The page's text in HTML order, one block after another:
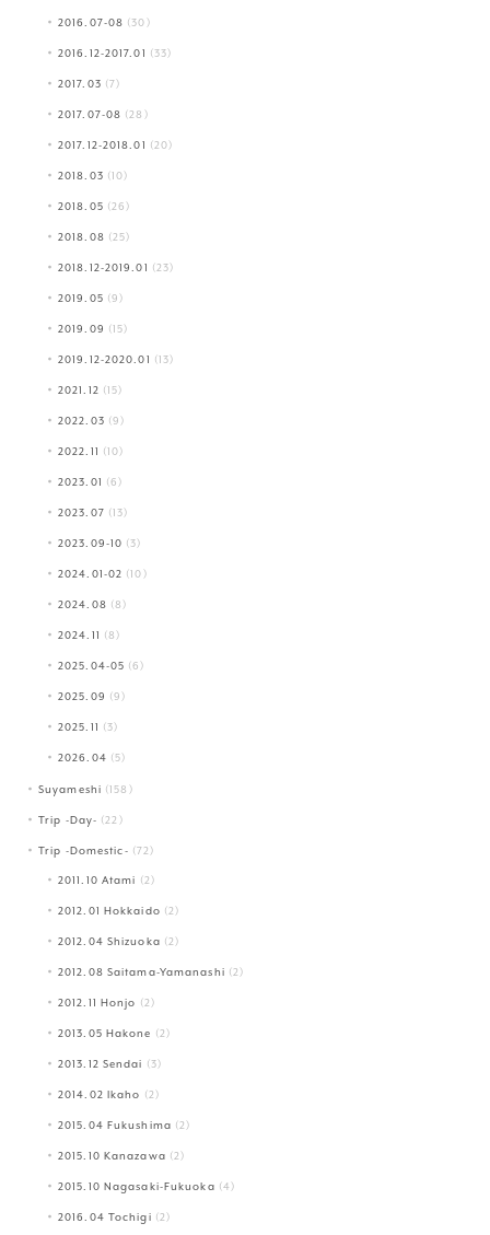
2016.07-08 (30)
2016.12-2017.01 (33)
2017.03 (7)
2017.07-08 (28)
2017.12-2018.01 (20)
2018.03 (10)
2018.05 (26)
2018.08 (25)
2018.12-2019.01 (23)
2019.05 (9)
2019.09 (15)
2019.12-2020.01 (13)
2021.12 (15)
2022.03 (9)
2022.11 (10)
2023.01 (6)
2023.07 (13)
2023.09-10 (3)
2024.01-02 (10)
2024.08 (8)
2024.11 (8)
2025.04-05 (6)
2025.09 (9)
2025.11 (3)
2026.04 (5)
Suyameshi (158)
Trip -Day- (22)
Trip -Domestic- (72)
2011.10 Atami (2)
2012.01 Hokkaido (2)
2012.04 Shizuoka (2)
2012.08 Saitama-Yamanashi (2)
2012.11 Honjo (2)
2013.05 Hakone (2)
2013.12 Sendai (3)
2014.02 Ikaho (2)
2015.04 Fukushima (2)
2015.10 Kanazawa (2)
2015.10 Nagasaki-Fukuoka (4)
2016.04 Tochigi (2)